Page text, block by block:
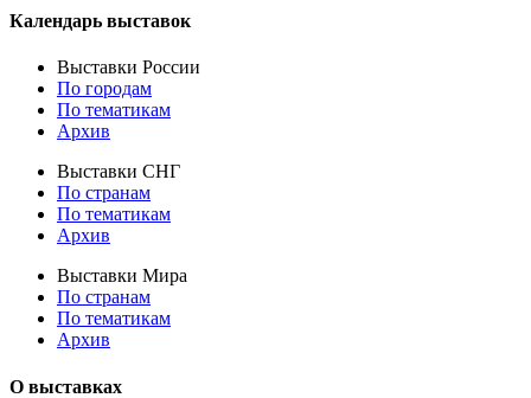
Календарь выставок
Выставки России
По городам
По тематикам
Архив
Выставки СНГ
По странам
По тематикам
Архив
Выставки Мира
По странам
По тематикам
Архив
О выставках